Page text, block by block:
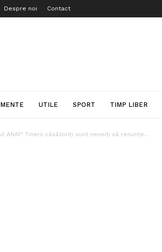
Despre noi Contact
UTILE SPORT TIMP LIBER
ANAF! Tinerii căsătoriți sunt nevoiți să renunțe...